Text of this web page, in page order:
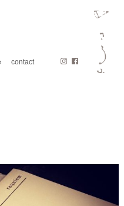
contact